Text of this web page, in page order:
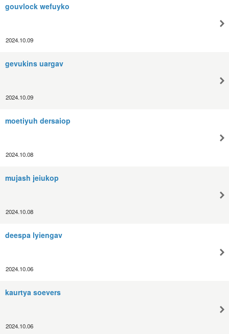
gouvlock wefuyko
2024.10.09
gevukins uargav
2024.10.09
moetiyuh dersaiop
2024.10.08
mujash jeiukop
2024.10.08
deespa lyiengav
2024.10.06
kaurtya soevers
2024.10.06